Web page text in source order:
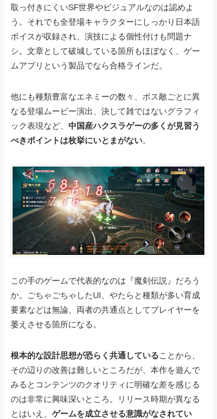
取っ付きにくいSF世界やビジュアルなのは認めよ
う。それでも全登場キャラクターにしっかり日本語
ボイスが収録され、演技による個性付けも問題ナ
シ。文章として破城している箇所もほぼなく、ゲー
ムアプリという製品でなら合格ラインだ。
他にも種類豊富なエネミーの数々、ボス敵ごとに異
なる登場ムービー演出、決して雑ではないグラフィ
ック表現など、 中国産ハクスラゲーの多くが見習う
べきポイントは枚挙にいとまがない。
この手のゲームで代表的なのは『魔剣伝説』だろう
か。ごちゃごちゃしたUI、やたらと種類が多い育成
要素などは無論、両者の共通点としてプレイヤーを
萎えさせる箇所になる。
根本的な設計思想が恐らく共通していることから、
その辺りの改善は難しいところだが、本作を遊んで
みるとコンテンツのクオリティに明確な差を感じる
のは非常に興味深いところ。リリース時期が異なる
とはいえ、ゲームを成立させる意識がなされてい